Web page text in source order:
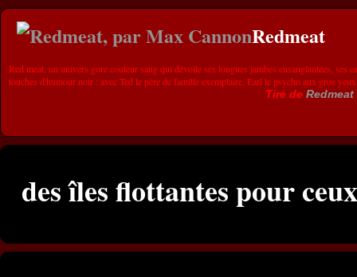
Redmeat
Red meat, un univers gore couleur sang qui dévoile ses longues jambes ensanglantées, ses
touches d'humour noir : avec Ted le père de famille exemplaire, Earl le psycho aux gros
Tiré de Redmeat
des îles flottantes pour